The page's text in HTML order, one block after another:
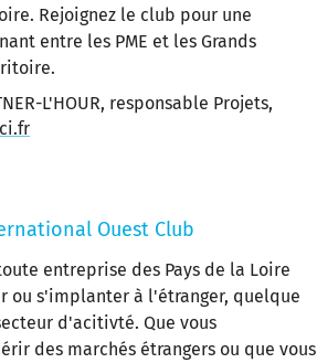
Rejoignez le club pour une
entre les PME et les Grands
L'HOUR, responsable Projets,
Ouest Club
entreprise des Pays de la Loire
ou s'implanter à l'étranger, quelque
d'acitivté. Que vous
des marchés étrangers ou que vous